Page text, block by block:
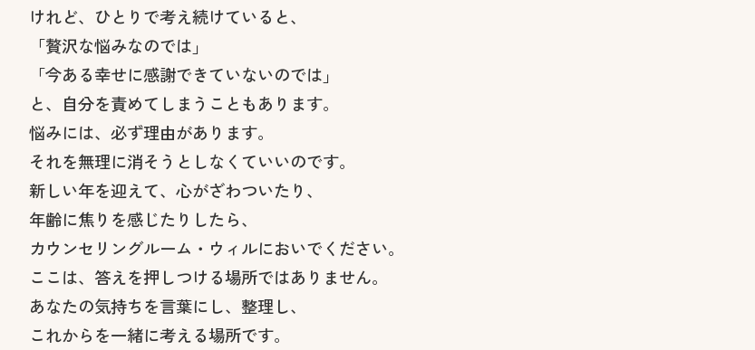
けれど、ひとりで考え続けていると、
「贅沢な悩みなのでは」
「今ある幸せに感謝できていないのでは」
と、自分を責めてしまうこともあります。
悩みには、必ず理由があります。
それを無理に消そうとしなくていいのです。
新しい年を迎えて、心がざわついたり、
年齢に焦りを感じたりしたら、
カウンセリングルーム・ウィルにおいでください。
ここは、答えを押しつける場所ではありません。
あなたの気持ちを言葉にし、整理し、
これからを一緒に考える場所です。